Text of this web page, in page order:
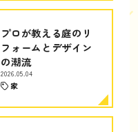
プロが教える庭のリ
フォームとデザイン
の潮流
2026.05.04
家